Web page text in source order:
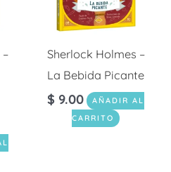
Sherlock Holmes –
La Bebida Picante
$ 9.00
AÑADIR AL
CARRITO